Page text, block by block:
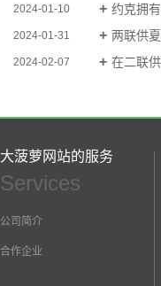
2024-01-10 约克拥有
2024-01-31 两联供
2024-02-07 在二联供
大菠萝网站的服务
Services
公司简介
合作企业